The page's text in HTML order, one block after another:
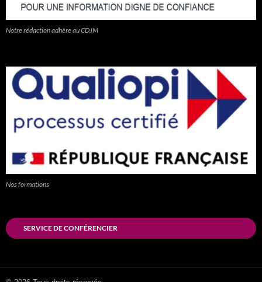
Notre rédaction adhère au CDJM
Nos formations
SERVICE DE CONFÉRENCIER